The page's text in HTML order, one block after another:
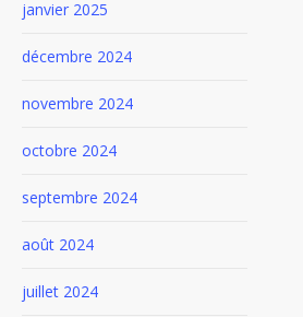
janvier 2025
décembre 2024
novembre 2024
octobre 2024
septembre 2024
août 2024
juillet 2024